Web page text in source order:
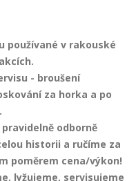
používané v rakouské
- broušení
za horka a po
odborně
historii a ručíme za
poměrem cena/výkon!
lyžujeme, servisujeme